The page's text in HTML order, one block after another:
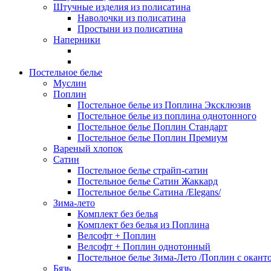
Штучные изделия из полисатина
Наволочки из полисатина
Простыни из полисатина
Наперники
Постельное белье
Муслин
Поплин
Постельное белье из Поплина Эксклюзив
Постельное белье из поплина однотонного
Постельное белье Поплин Стандарт
Постельное белье Поплин Премиум
Вареный хлопок
Сатин
Постельное белье страйп-сатин
Постельное белье Сатин Жаккард
Постельное белье Сатина /Elegans/
Зима-лето
Комплект без белья
Комплект без белья из Поплина
Велсофт + Поплин
Велсофт + Поплин однотонный
Постельное белье Зима-Лето /Поплин с
Бязь